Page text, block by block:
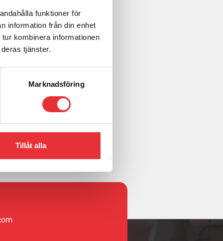
funktioner för
information från din enhet
kombinera informationen
tjänster.
Marknadsföring
Tillåt alla
Kontakta oss